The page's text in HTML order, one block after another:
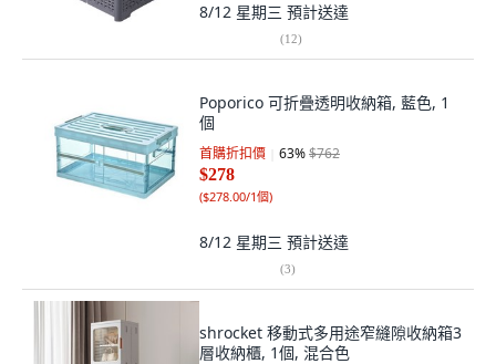
8/12 星期三 預計送達
(12)
Poporico 可折疊透明收納箱, 藍色, 1
個
首購折扣價 63%$762
$278
($278.00/1個)
8/12 星期三 預計送達
(3)
shrocket 移動式多用途窄縫隙收納箱3
層收納櫃, 1個, 混合色